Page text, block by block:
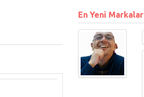
En Yeni Markalar